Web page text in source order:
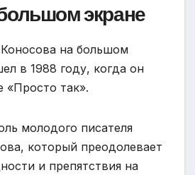
экране
на большом
в 1988 году, когда он
«Просто так».
молодого писателя
который преодолевает
и препятствия на